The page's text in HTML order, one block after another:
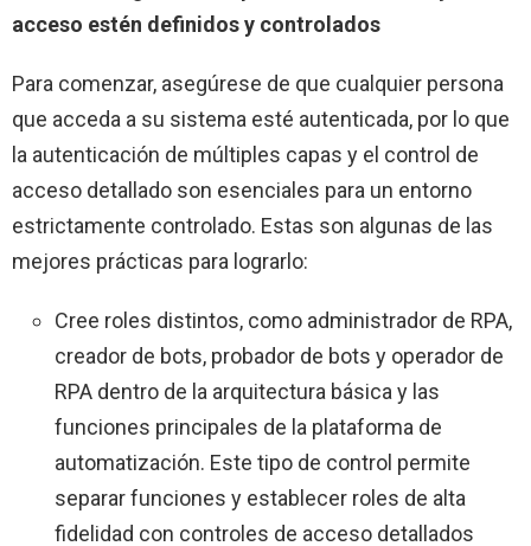
acceso estén definidos y controlados
Para comenzar, asegúrese de que cualquier persona
que acceda a su sistema esté autenticada, por lo que
la autenticación de múltiples capas y el control de
acceso detallado son esenciales para un entorno
estrictamente controlado. Estas son algunas de las
mejores prácticas para lograrlo:
Cree roles distintos, como administrador de RPA,
creador de bots, probador de bots y operador de
RPA dentro de la arquitectura básica y las
funciones principales de la plataforma de
automatización. Este tipo de control permite
separar funciones y establecer roles de alta
fidelidad con controles de acceso detallados